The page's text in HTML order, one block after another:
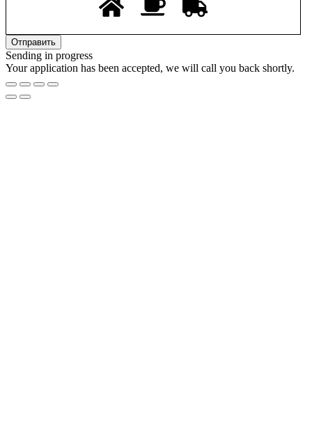
Sending in progress
Your application has been accepted, we will call you back shortly.